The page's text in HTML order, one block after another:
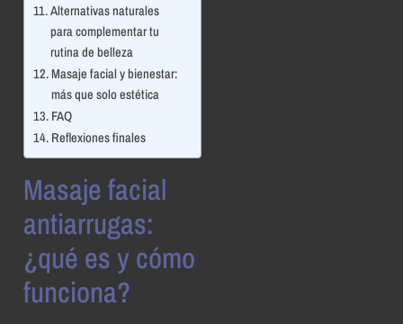
Alternativas naturales
para complementar tu
rutina de belleza
Masaje facial y bienestar:
más que solo estética
FAQ
Reflexiones finales
Masaje facial
antiarrugas:
¿qué es y cómo
funciona?